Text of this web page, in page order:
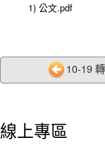
1) 公文.pdf
10-19
線上專區